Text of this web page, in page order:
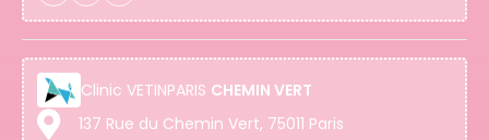
Clinic VETINPARIS CHEMIN VERT
137 Rue du Chemin Vert, 75011 Paris